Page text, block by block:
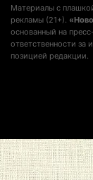
Материалы с
рекламы (21+).
основанный на
ответственности за
позицией редакции.